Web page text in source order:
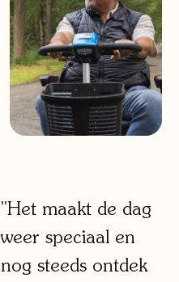
"Het maakt de dag
weer speciaal en
nog steeds ontdek